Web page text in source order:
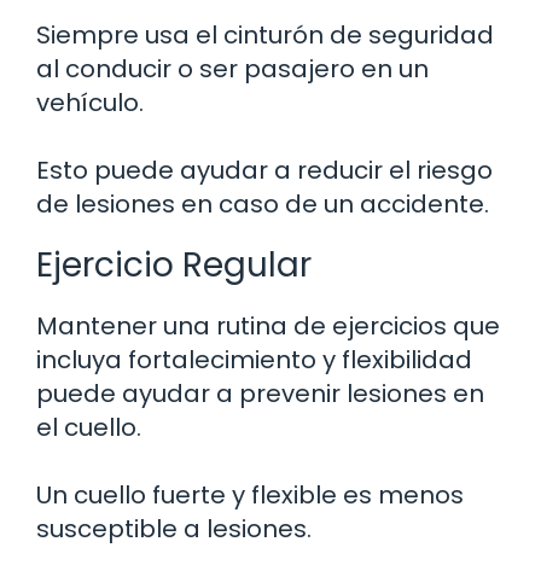
Siempre usa el cinturón de seguridad
al conducir o ser pasajero en un
vehículo.
Esto puede ayudar a reducir el riesgo
de lesiones en caso de un accidente.
Ejercicio Regular
Mantener una rutina de ejercicios que
incluya fortalecimiento y flexibilidad
puede ayudar a prevenir lesiones en
el cuello.
Un cuello fuerte y flexible es menos
susceptible a lesiones.